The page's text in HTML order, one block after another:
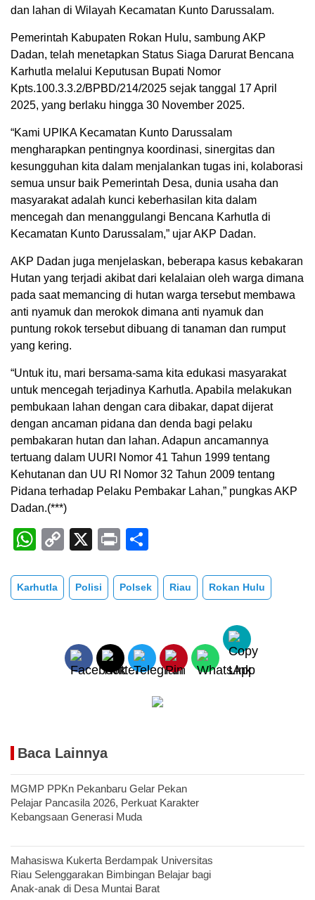
dan lahan di Wilayah Kecamatan Kunto Darussalam.
Pemerintah Kabupaten Rokan Hulu, sambung AKP
Dadan, telah menetapkan Status Siaga Darurat Bencana
Karhutla melalui Keputusan Bupati Nomor
Kpts.100.3.3.2/BPBD/214/2025 sejak tanggal 17 April
2025, yang berlaku hingga 30 November 2025.
“Kami UPIKA Kecamatan Kunto Darussalam
mengharapkan pentingnya koordinasi, sinergitas dan
kesungguhan kita dalam menjalankan tugas ini, kolaborasi
semua unsur baik Pemerintah Desa, dunia usaha dan
masyarakat adalah kunci keberhasilan kita dalam
mencegah dan menanggulangi Bencana Karhutla di
Kecamatan Kunto Darussalam,” ujar AKP Dadan.
AKP Dadan juga menjelaskan, beberapa kasus kebakaran
Hutan yang terjadi akibat dari kelalaian oleh warga dimana
pada saat memancing di hutan warga tersebut membawa
anti nyamuk dan merokok dimana anti nyamuk dan
puntung rokok tersebut dibuang di tanaman dan rumput
yang kering.
“Untuk itu, mari bersama-sama kita edukasi masyarakat
untuk mencegah terjadinya Karhutla. Apabila melakukan
pembukaan lahan dengan cara dibakar, dapat dijerat
dengan ancaman pidana dan denda bagi pelaku
pembakaran hutan dan lahan. Adapun ancamannya
tertuang dalam UURI Nomor 41 Tahun 1999 tentang
Kehutanan dan UU RI Nomor 32 Tahun 2009 tentang
Pidana terhadap Pelaku Pembakar Lahan,” pungkas AKP
Dadan.(***)
W
at
s
C
p
y
n
k
X
Pr
t
ar
e
Karhutla Polisi Polsek Riau Rokan Hulu
Baca Lainnya
MGMP PPKn Pekanbaru Gelar Pekan
Pelajar Pancasila 2026, Perkuat Karakter
Kebangsaan Generasi Muda
Mahasiswa Kukerta Berdampak Universitas
Riau Selenggarakan Bimbingan Belajar bagi
Anak-anak di Desa Muntai Barat